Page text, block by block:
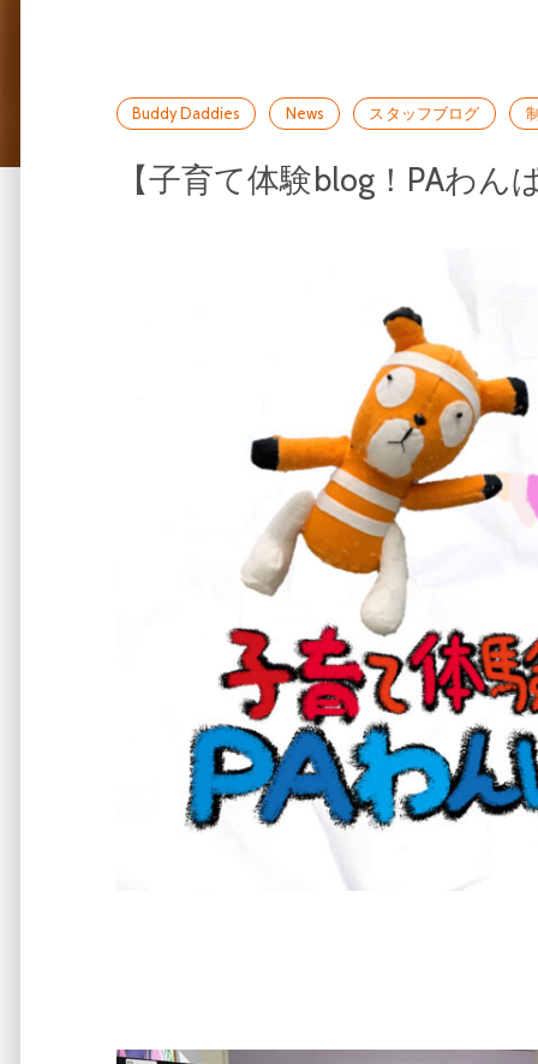
Buddy Daddies News スタッフブログ
【子育て体験blog！PAわ